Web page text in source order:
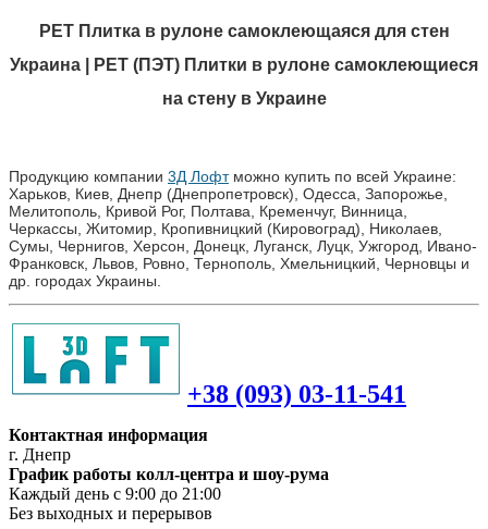
PET Плитка в рулоне самоклеющаяся для стен
Украина | РЕТ (ПЭТ) Плитки в рулоне самоклеющиеся
на стену в Украине
Продукцию компании 3Д Лофтможно купить по всей Украине:
Харьков, Киев, Днепр (Днепропетровск), Одесса, Запорожье,
Мелитополь, Кривой Рог, Полтава, Кременчуг, Винница,
Черкассы, Житомир, Кропивницкий (Кировоград), Николаев,
Сумы, Чернигов, Херсон, Донецк, Луганск, Луцк, Ужгород, Ивано-
Франковск, Львов, Ровно, Тернополь, Хмельницкий, Черновцы и
др. городах Украины.
+38 (093) 03-11-541
Контактная информация
г. Днепр
График работы колл-центра и шоу-рума
Каждый день с 9:00 до 21:00
Без выходных и перерывов